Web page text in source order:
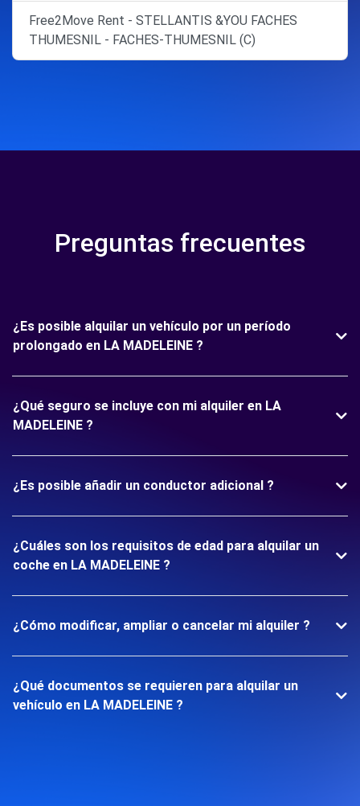
Free2Move Rent - STELLANTIS &YOU FACHES
THUMESNIL - FACHES-THUMESNIL (C)
Preguntas frecuentes
¿Es posible alquilar un vehículo por un período
prolongado en LA MADELEINE ?
¿Qué seguro se incluye con mi alquiler en LA
MADELEINE ?
¿Es posible añadir un conductor adicional ?
¿Cuáles son los requisitos de edad para alquilar un
coche en LA MADELEINE ?
¿Cómo modificar, ampliar o cancelar mi alquiler ?
¿Qué documentos se requieren para alquilar un
vehículo en LA MADELEINE ?